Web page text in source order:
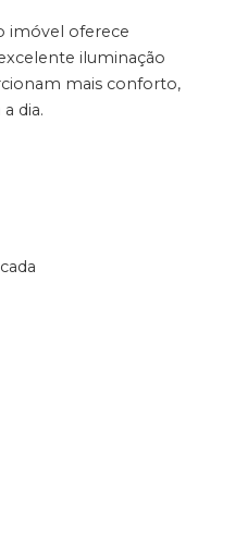
imóvel oferece
iluminação
mais conforto,
dia.